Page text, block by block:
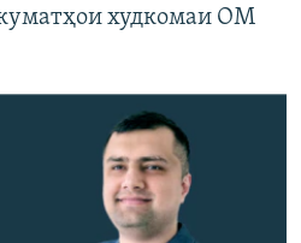
худкомаи ОМ